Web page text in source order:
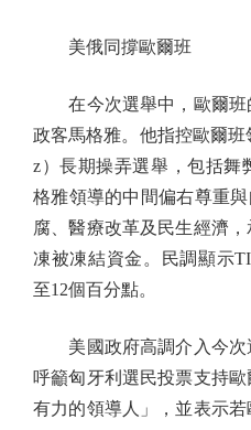
美俄同撐歐爾班
在今次選舉中，歐爾班
政客馬格雅。他指控歐爾班
z）長期操弄選舉，包括舞
格雅領導的中間偏右尊重
腐、醫療改革及民生經濟
凍被凍結資金。民調顯示
至12個百分點。
美國政府高調介入今次
呼籲匈牙利選民投票支持
有力的領導人」，並表示